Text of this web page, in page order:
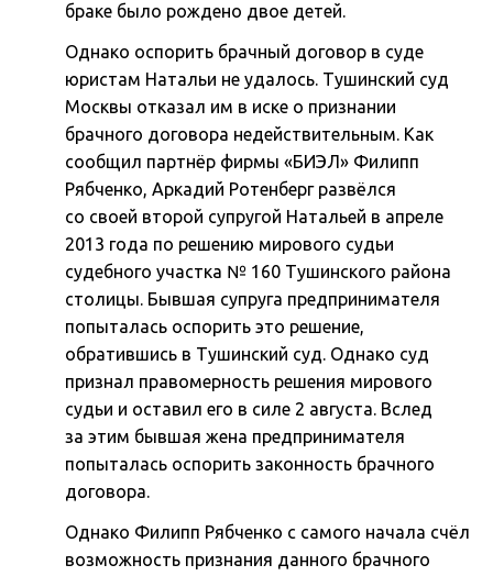
браке было рождено двое детей.
Однако оспорить брачный договор в суде
юристам Натальи не удалось. Тушинский суд
Москвы отказал им в иске о признании
брачного договора недействительным. Как
сообщил партнёр фирмы «БИЭЛ» Филипп
Рябченко, Аркадий Ротенберг развёлся
со своей второй супругой Натальей в апреле
2013 года по решению мирового судьи
судебного участка № 160 Тушинского района
столицы. Бывшая супруга предпринимателя
попыталась оспорить это решение,
обратившись в Тушинский суд. Однако суд
признал правомерность решения мирового
судьи и оставил его в силе 2 августа. Вслед
за этим бывшая жена предпринимателя
попыталась оспорить законность брачного
договора.
Однако Филипп Рябченко с самого начала счёл
возможность признания данного брачного